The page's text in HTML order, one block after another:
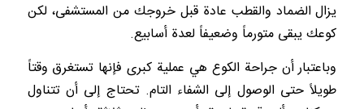
يزال الضماد والقطب عادة قبل خروجك من المستشفى، لكن
كوعك يبقى متورماً وضعيفاً لعدة أسابيع.
وباعتبار أن جراحة الكوع هي عملية كبرى فإنها تستغرق وقتاً
طويلاً حتى الوصول إلى الشفاء التام. تحتاج إلى أن تتناول